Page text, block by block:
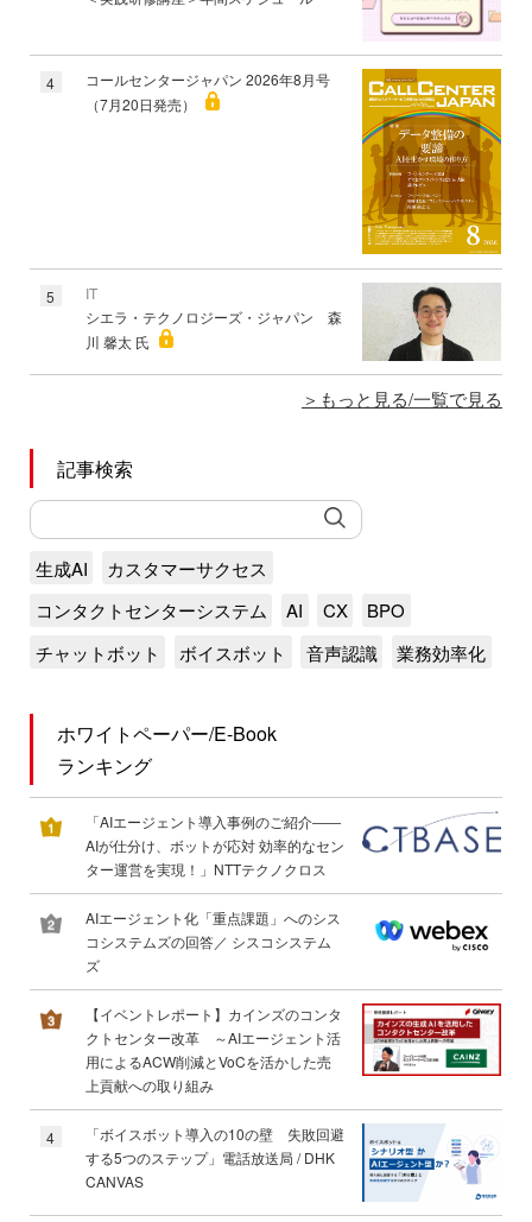
4
コールセンタージャパン 2026年8月号
（7月20日発売）
5
IT
シエラ・テクノロジーズ・ジャパン 森
川 馨太 氏
もっと見る/一覧で見る
記事検索
生成AI
カスタマーサクセス
コンタクトセンターシステム
AI CX
BPO
チャットボット
ボイスボット 音声認識 業務効率化
ホワイトペーパー/E-Book
ランキング
「AIエージェント導入事例のご紹介――
AIが仕分け、ボットが応対 効率的なセン
ター運営を実現！」NTTテクノクロス
AIエージェント化「重点課題」へのシス
コシステムズの回答／ シスコシステム
ズ
【イベントレポート】カインズのコンタ
クトセンター改革 ～AIエージェント活
用によるACW削減とVoCを活かした売
上貢献への取り組み
4
「ボイスボット導入の10の壁 失敗回避
する5つのステップ」電話放送局 / DHK
CANVAS